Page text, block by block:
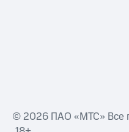
© 2026 ПАО «МТС» Все